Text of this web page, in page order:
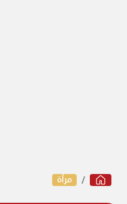
مرأة